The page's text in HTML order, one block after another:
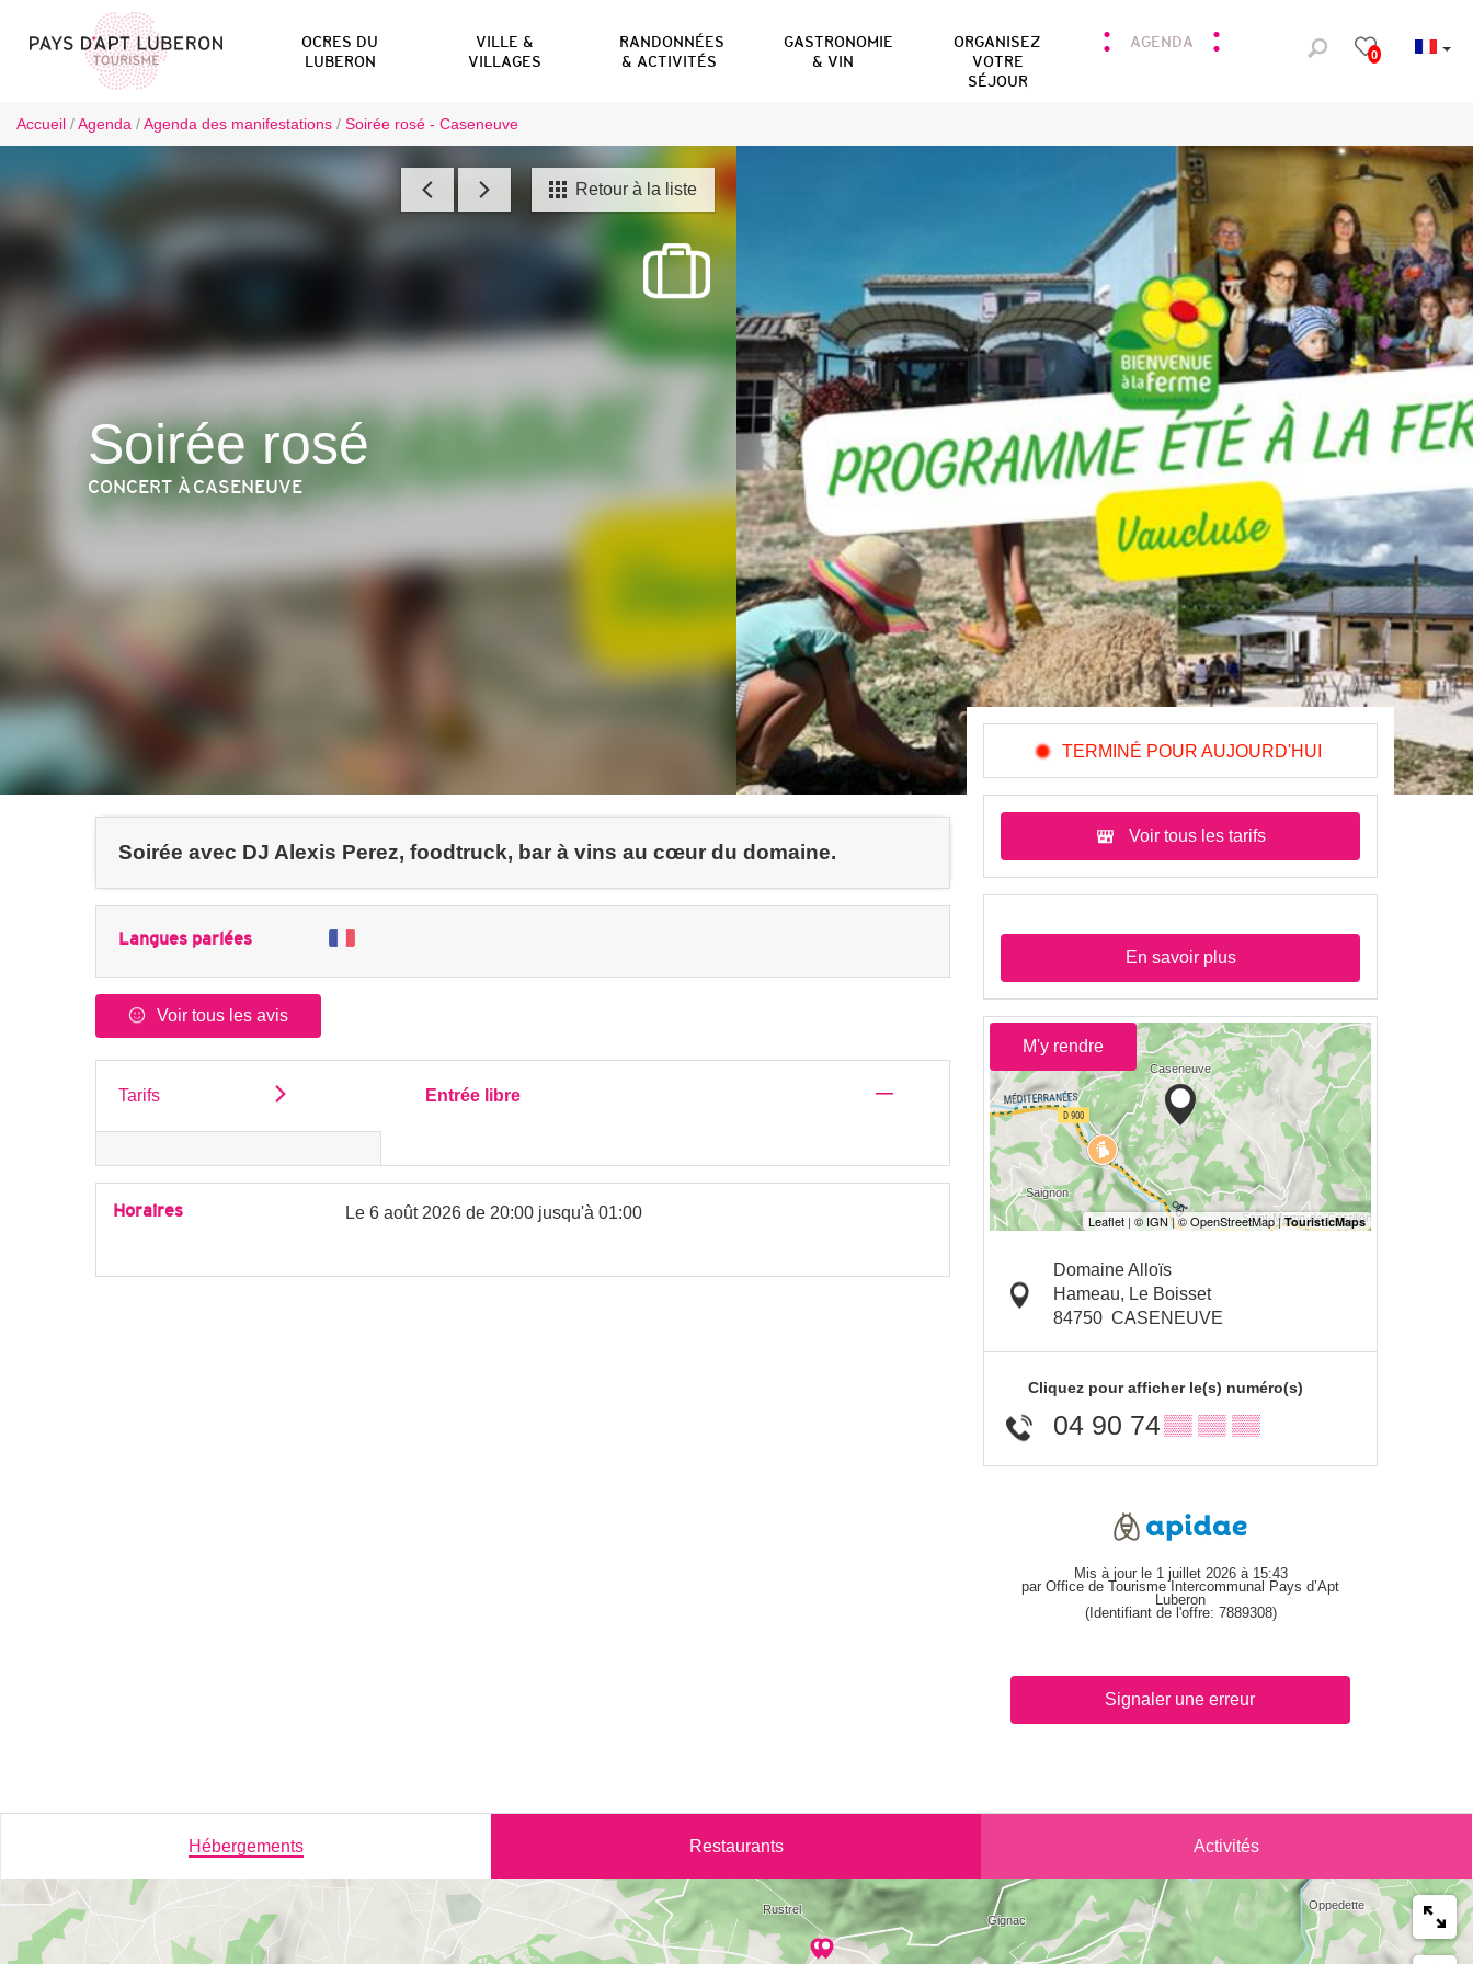
0
OCRES DU
LUBERON
VILLE &
VILLAGES
RANDONNÉES
& ACTIVITÉS
GASTRONOMIE
& VIN
ORGANISEZ
VOTRE
SÉJOUR
AGENDA
Accueil /Agenda /Agenda des manifestations / Soirée rosé - Caseneuve
Retour à la liste
Soirée rosé
CONCERT À CASENEUVE
Soirée avec DJ Alexis Perez, foodtruck, bar à vins au cœur du domaine.
Langues parlées
Voir tous les avis
Tarifs Entrée libre —
Horaires Le 6 août 2026 de 20:00 jusqu'à 01:00
TERMINÉ POUR AUJOURD'HUI
Voir tous les tarifs
En savoir plus
M'y rendre
Domaine Alloïs
Hameau, Le Boisset
84750 CASENEUVE
Cliquez pour afficher le(s) numéro(s)
04 90 74▒▒ ▒▒ ▒▒
Mis à jour le 1 juillet 2026 à 15:43
par Office de Tourisme Intercommunal Pays d’Apt
Luberon
(Identifiant de l'offre: 7889308)
Signaler une erreur
Hébergements Restaurants Activités